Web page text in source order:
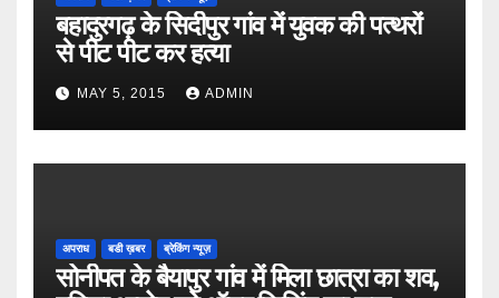
बहादुरगढ़ के सिदीपुर गांव में युवक की पत्थरों
से पीट पीट कर हत्या
MAY 5, 2015 ADMIN
अपराध बडी ख़बर ब्रेकिंग न्यूज़
सोनीपत के बैयापुर गांव में मिला छात्रा का शव,